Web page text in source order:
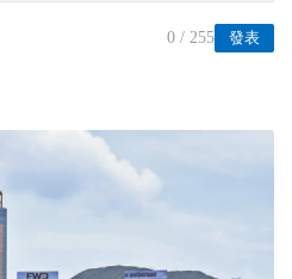
發表
0 / 255